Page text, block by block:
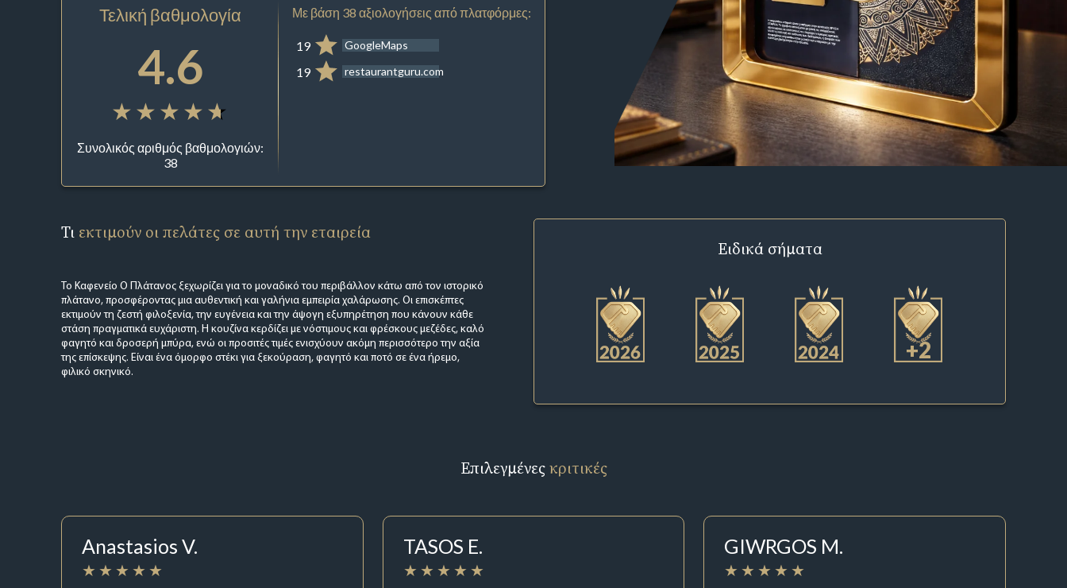
Τελική βαθμολογία
4.6
Συνολικός αριθμός βαθμολογιών:
38
Με βάση 38 αξιολογήσεις από πλατφόρμες:
19 GoogleMaps
19 restaurantguru.com
Τι εκτιμούν οι πελάτες σε αυτή την εταιρεία
Το Καφενείο Ο Πλάτανος ξεχωρίζει για το μοναδικό του περιβάλλον κάτω από τον ιστορικό
πλάτανο, προσφέροντας μια αυθεντική και γαλήνια εμπειρία χαλάρωσης. Οι επισκέπτες
εκτιμούν τη ζεστή φιλοξενία, την ευγένεια και την άψογη εξυπηρέτηση που κάνουν κάθε
στάση πραγματικά ευχάριστη. Η κουζίνα κερδίζει με νόστιμους και φρέσκους μεζέδες, καλό
φαγητό και δροσερή μπύρα, ενώ οι προσιτές τιμές ενισχύουν ακόμη περισσότερο την αξία
της επίσκεψης. Είναι ένα όμορφο στέκι για ξεκούραση, φαγητό και ποτό σε ένα ήρεμο,
φιλικό σκηνικό.
Ειδικά σήματα
+2
Επιλεγμένεςκριτικές
Anastasios V. TASOS E. GIWRGOS M.